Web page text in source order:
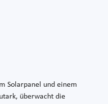
Solarpanel und einem
überwacht die